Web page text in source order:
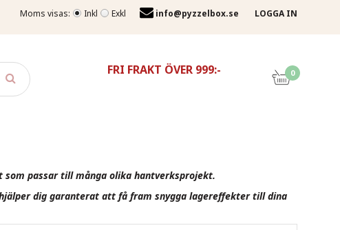
Moms visas: Inkl Exkl info@pyzzelbox.se LOGGA IN
FRI FRAKT ÖVER 999:- 0
passar till många olika hantverksprojekt.
dig garanterat att få fram snygga lagereffekter till dina